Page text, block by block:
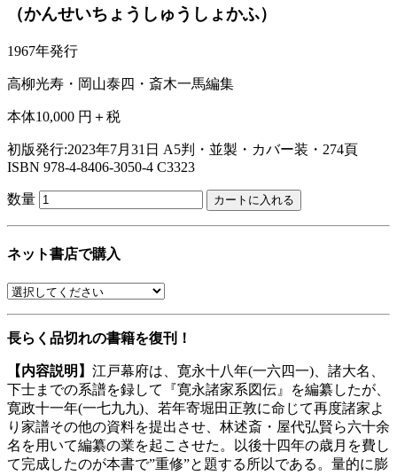
（かんせいちょうしゅうしょかふ）
1967年発行
高柳光寿・岡山泰四・斎木一馬編集
本体10,000 円＋税
初版発行:2023年7月31日 A5判・並製・カバー装・274頁
ISBN 978-4-8406-3050-4 C3323
数量
ネット書店で購入
長らく品切れの書籍を復刊！
【内容説明】 江戸幕府は、寛永十八年(一六四一)、諸大名、
下士までの系譜を録して『寛永諸家系図伝』を編纂したが、
寛政十一年(一七九九)、若年寄堀田正敦に命じて再度諸家よ
り家譜その他の資料を提出させ、林述斎・屋代弘賢ら六十余
名を用いて編纂の業を起こさせた。以後十四年の歳月を費し
て完成したのが本書で”重修”と題する所以である。量的に膨